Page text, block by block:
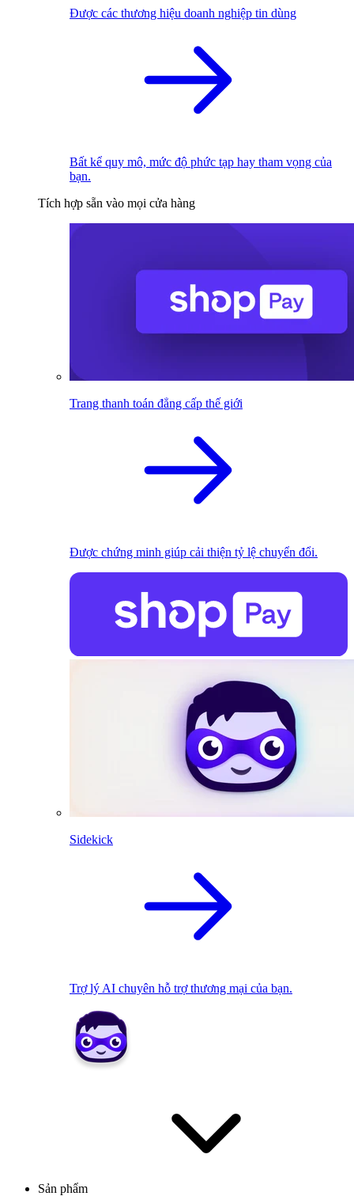
Được các thương hiệu doanh nghiệp tin dùng
Bất kể quy mô, mức độ phức tạp hay tham vọng của
bạn.
Tích hợp sẵn vào mọi cửa hàng
Trang thanh toán đẳng cấp thế giới
Được chứng minh giúp cải thiện tỷ lệ chuyển đổi.
Sidekick
Trợ lý AI chuyên hỗ trợ thương mại của bạn.
Sản phẩm